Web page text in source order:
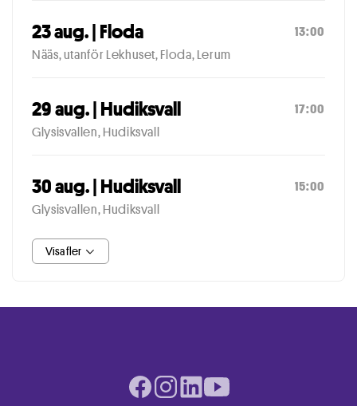
23 aug. | Floda
Nääs, utanför Lekhuset, Floda, Lerum
13:00
29 aug. | Hudiksvall
Glysisvallen, Hudiksvall
17:00
30 aug. | Hudiksvall
Glysisvallen, Hudiksvall
15:00
Visa fler
Facebook page
Instagram page
LinkedIn pageYoutube page